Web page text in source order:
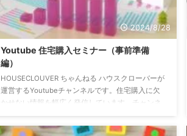
2024/8/28
Youtube 住宅購入セミナー（事前準備
編）
HOUSECLOUVER ちゃんねる ハウスクローバーが
運営するYoutubeチャンネルです。住宅購入に欠
かせない情報を幅広く発信しています。チャンネ
できます。↓↓↓↓↓↓ 物件情報探しに使える神